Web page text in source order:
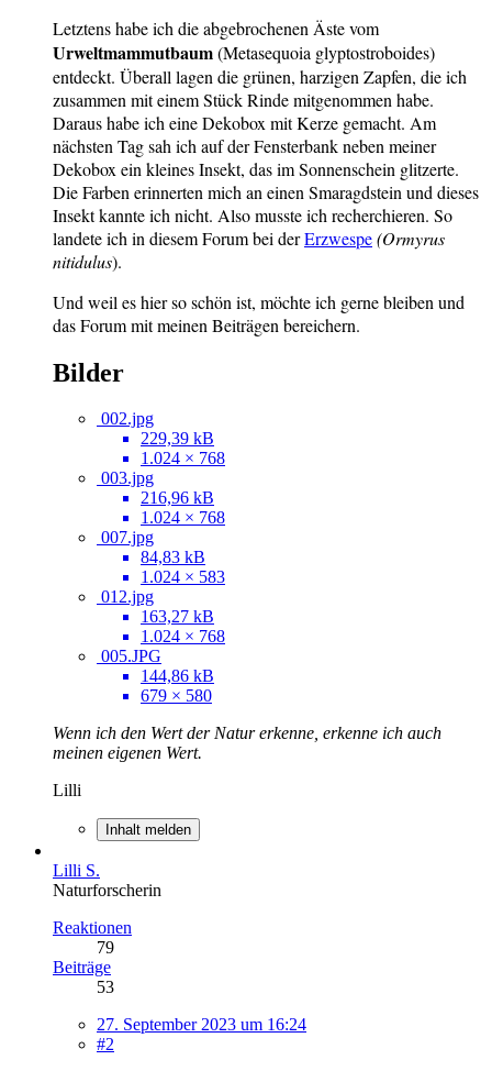
Letztens habe ich die abgebrochenen Äste vom
Urweltmammutbaum(Metasequoia glyptostroboides)
entdeckt. Überall lagen die grünen, harzigen Zapfen, die ich
zusammen mit einem Stück Rinde mitgenommen habe.
Daraus habe ich eine Dekobox mit Kerze gemacht. Am
nächsten Tag sah ich auf der Fensterbank neben meiner
Dekobox ein kleines Insekt, das im Sonnenschein glitzerte.
Die Farben erinnerten mich an einen Smaragdstein und dieses
Insekt kannte ich nicht. Also musste ich recherchieren. So
landete ich in diesem Forum bei derErzwespe(Ormyrus
nitidulus).
Und weil es hier so schön ist, möchte ich gerne bleiben und
das Forum mit meinen Beiträgen bereichern.
Bilder
002.jpg
229,39 kB
1.024 × 768
003.jpg
216,96 kB
1.024 × 768
007.jpg
84,83 kB
1.024 × 583
012.jpg
163,27 kB
1.024 × 768
005.JPG
144,86 kB
679 × 580
Wenn ich den Wert der Natur erkenne, erkenne ich auch
meinen eigenen Wert.
Lilli
Inhalt melden
Lilli S.
Naturforscherin
Reaktionen
79
Beiträge
53
27. September 2023 um 16:24
#2